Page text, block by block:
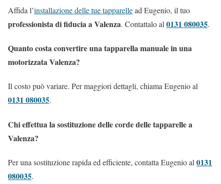
Affida l’installazione delle tue tapparellead Eugenio, il tuo
professionista di fiducia a Valenza. Contattalo al 0131 080035.
Quanto costa convertire una tapparella manuale in una
motorizzata Valenza?
Il costo può variare. Per maggiori dettagli, chiama Eugenio al
0131 080035.
Chi effettua la sostituzione delle corde delle tapparelle a
Valenza?
Per una sostituzione rapida ed efficiente, contatta Eugenio al 0131
080035.